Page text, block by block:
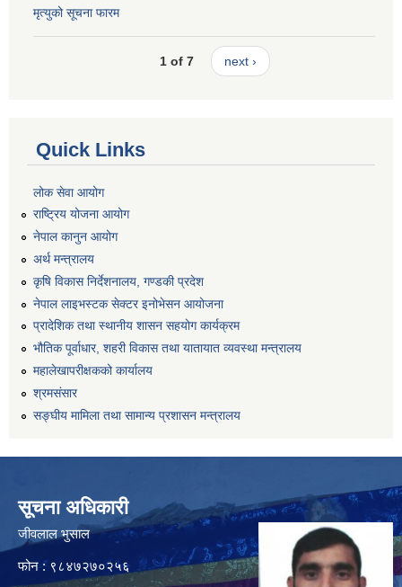
मृत्युको सूचना फारम
1 of 7 next ›
Quick Links
लोक सेवा आयोग
राष्ट्रिय योजना आयोग
नेपाल कानुन आयोग
अर्थ मन्त्रालय
कृषि विकास निर्देशनालय, गण्डकी प्रदेश
नेपाल लाइभस्टक सेक्टर इनोभेसन आयोजना
प्रादेशिक तथा स्थानीय शासन सहयोग कार्यक्रम
भौतिक पूर्वाधार, शहरी विकास तथा यातायात व्यवस्था मन्त्रालय
महालेखापरीक्षकको कार्यालय
श्रमसंसार
सङ्घीय मामिला तथा सामान्य प्रशासन मन्त्रालय
सूचना अधिकारी
जीवलाल भुसाल
फोन : ९८४७२७०२५६